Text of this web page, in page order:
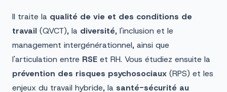
Il traite la qualité de vie et des conditions de
travail (QVCT), la diversité, l'inclusion et le
management intergénérationnel, ainsi que
l'articulation entre RSE et RH. Vous étudiez ensuite la
prévention des risques psychosociaux (RPS) et les
enjeux du travail hybride, la santé-sécurité au